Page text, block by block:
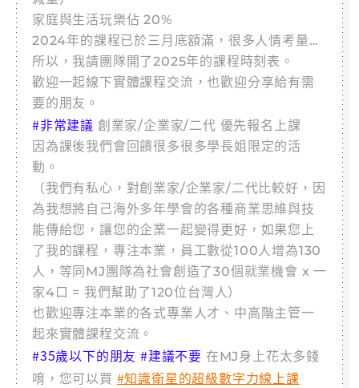
家庭與生活玩樂佔 20%
2024年的課程已於三月底額滿，很多人情考量…
所以，我請團隊開了2025年的課程時刻表。
歡迎一起線下實體課程交流，也歡迎分享給有需
要的朋友。
#非常建議 創業家/企業家/二代 優先報名上課
因為課後我們會回饋很多很多學長姐限定的活
動。
（我們有私心，對創業家/企業家/二代比較好，因
為我想將自己海外多年學會的各種商業思維與技
能傳給您，讓您的企業一起變得更好，如果您上
了我的課程，專注本業，員工數從100人增為130
人，等同MJ團隊為社會創造了30個就業機會 x 一
家4口 = 我們幫助了120位台灣人）
也歡迎專注本業的各式專業人才、中高階主管一
起來實體課程交流。
#35歲以下的朋友 #建議不要 在MJ身上花太多錢
唷，您可以買 #知識衛星的超級數字力線上課